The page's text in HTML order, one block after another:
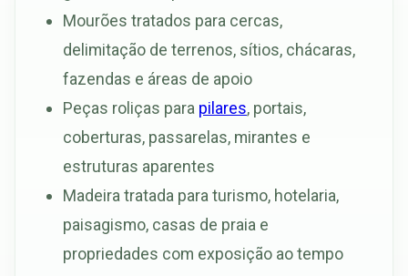
Mourões tratados para cercas,
delimitação de terrenos, sítios, chácaras,
fazendas e áreas de apoio
Peças roliças para pilares, portais,
coberturas, passarelas, mirantes e
estruturas aparentes
Madeira tratada para turismo, hotelaria,
paisagismo, casas de praia e
propriedades com exposição ao tempo